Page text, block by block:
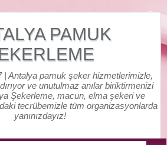
PAMUK
| Antalya pamuk şeker hizmetlerimizle,
ve unutulmaz anılar biriktirmenizi
Şekerleme, macun, elma şekeri ve
tecrübemizle tüm organizasyonlarda
yanınızdayız!